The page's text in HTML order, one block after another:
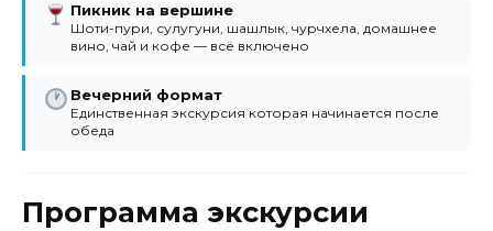
Важный момент: экскурсия переносится при сильном
дожде в Гомис Мта. Если прогноз плохой — предлагаем
перенести на другой день. Если же туман без дождя —
едем: в тумане на вершине своя атмосфера.
Пикник на вершине
Шоти-пури, сулугуни, шашлык, чурчхела, домашнее
вино, чай и кофе — всё включено
Вечерний формат
Единственная экскурсия которая начинается после
обеда
Программа экскурсии